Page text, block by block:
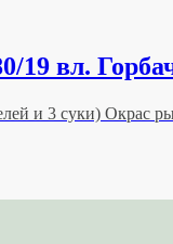
вл.
и 3 суки) Окрас